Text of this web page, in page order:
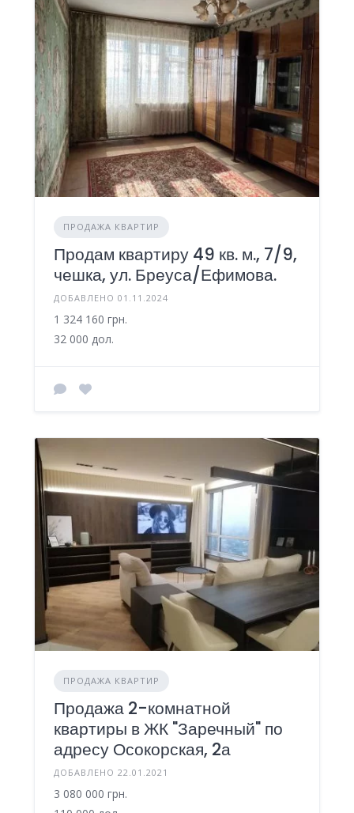
ПРОДАЖА КВАРТИР
Продам квартиру 49 кв. м., 7/9,
чешка, ул. Бреуса/Ефимова.
ДОБАВЛЕНО 01.11.2024
1 324 160 грн.
32 000 дол.
ПРОДАЖА КВАРТИР
Продажа 2-комнатной
квартиры в ЖК "Заречный" по
адресу Осокорская, 2а
ДОБАВЛЕНО 22.01.2021
3 080 000 грн.